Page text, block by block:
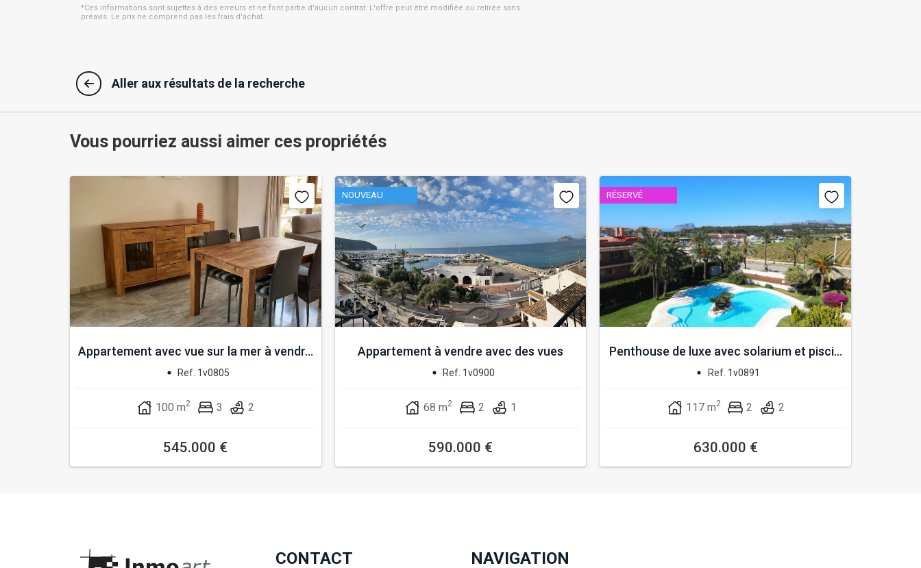
*Ces informations sont sujettes à des erreurs et ne font partie d'aucun contrat. L'offre peut être modifiée ou retirée sans
préavis. Le prix ne comprend pas les frais d'achat.
Aller aux résultats de la recherche
Vous pourriez aussi aimer ces propriétés
Appartement avec vue sur la mer à vendr...
Ref. 1v0805
100 m2 3 2
545.000 €
NOUVEAU
Appartement à vendre avec des vues
spec...
Ref. 1v0900
68 m2 2 1
590.000 €
RÉSERVÉ
Penthouse de luxe avec solarium et pisci...
Ref. 1v0891
117 m2 2 2
630.000 €
CONTACT NAVIGATION